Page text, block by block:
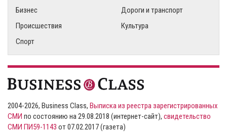
Бизнес
Дороги и транспорт
Происшествия
Культура
Спорт
2004-2026, Business Class, Выписка из реестра зарегистрированных
СМИ по состоянию на 29.08.2018 (интернет-сайт), свидетельство
СМИ ПИ59-1143 от 07.02.2017 (газета)